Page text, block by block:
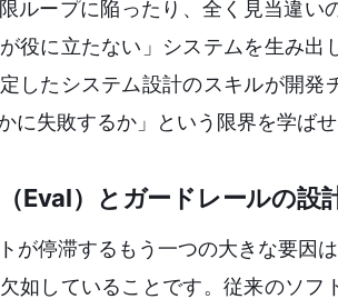
ループに陥ったり、全く見当違
役に立たない」システムを生み
したシステム設計のスキルが開
に失敗するか」という限界を学ば
Eval）とガードレールの設
が停滞するもう一つの大きな要因
如していることです。従来のソ